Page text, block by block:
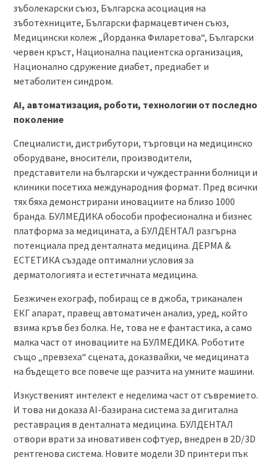
зъболекарски съюз, Българска асоциация на
зъботехниците, Български фармацевтичен съюз,
Медицински колеж „Йорданка Филаретова“, Български
червен кръст, Национална пациентска организация,
Национално сдружение диабет, предиабет и
метаболитен синдром.
AI, автоматизация, роботи, технологии от последно
поколение
Специалисти, дистрибутори, търговци на медицинско
оборудване, вносители, производители,
представители на български и чуждестранни болници и
клиники посетиха международния формат. Пред всички
тях бяха демонстрирани иновациите на близо 1000
бранда. БУЛМЕДИКА обособи професионална и бизнес
платформа за медицината, а БУЛДЕНТАЛ разгърна
потенциала пред денталната медицина. ДЕРМА &
EСТЕТИКА създаде оптимални условия за
дерматологията и естетичната медицина.
Безжичен ехограф, побиращ се в джоба, триканален
ЕКГ апарат, правещ автоматичен анализ, уред, който
взима кръв без болка. Не, това не е фантастика, а само
малка част от иновациите на БУЛМЕДИКА. Роботите
също „превзеха“ сцената, доказвайки, че медицината
на бъдещето все повече ще разчита на умните машини.
Изкуственият интелект е неделима част от съвремието.
И това ни доказа AI-базирана система за дигитална
реставрация в денталната медицина. БУЛДЕНТАЛ
отвори врати за иновативен софтуер, внедрен в 2D/3D
рентгенова система. Новите модели 3D принтери пък